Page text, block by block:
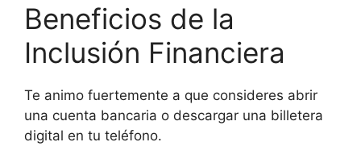
Beneficios de la
Inclusión Financiera
Te animo fuertemente a que consideres abrir
una cuenta bancaria o descargar una billetera
digital en tu teléfono.